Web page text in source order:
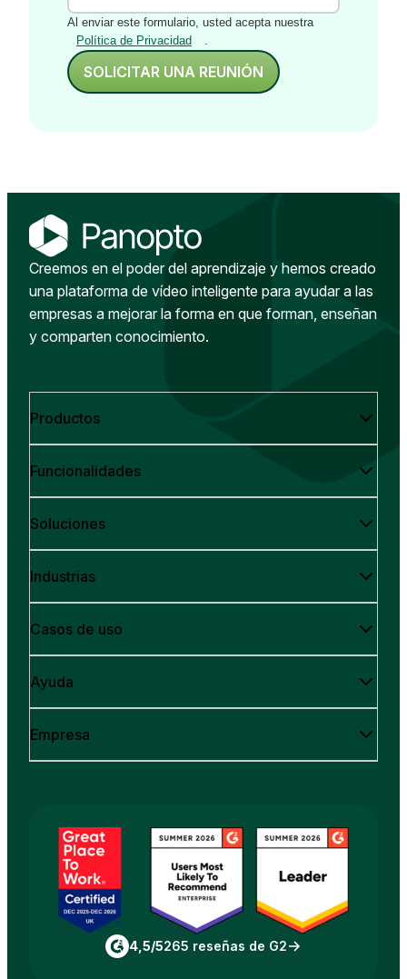
Al enviar este formulario, usted acepta nuestra
Política de Privacidad
.
SOLICITAR UNA REUNIÓN
Creemos en el poder del aprendizaje y hemos creado
una plataforma de vídeo inteligente para ayudar a las
empresas a mejorar la forma en que forman, enseñan
y comparten conocimiento.
Productos
Funcionalidades
Soluciones
Industrias
Casos de uso
Ayuda
Empresa
4,5/5265 reseñas de G2